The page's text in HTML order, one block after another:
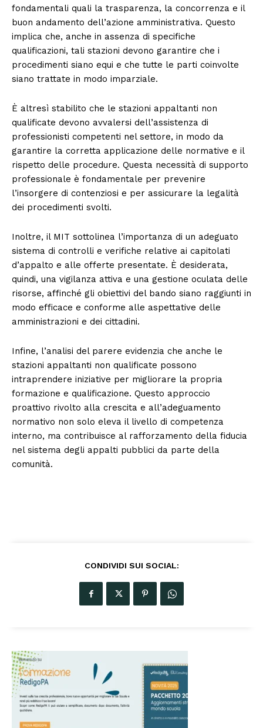
fondamentali quali la trasparenza, la concorrenza e il
buon andamento dell’azione amministrativa. Questo
implica che, anche in assenza di specifiche
qualificazioni, tali stazioni devono garantire che i
procedimenti siano equi e che tutte le parti coinvolte
siano trattate in modo imparziale.
È altresì stabilito che le stazioni appaltanti non
qualificate devono avvalersi dell’assistenza di
professionisti competenti nel settore, in modo da
garantire la corretta applicazione delle normative e il
rispetto delle procedure. Questa necessità di supporto
professionale è fondamentale per prevenire
l’insorgere di contenziosi e per assicurare la legalità
dei procedimenti svolti.
Inoltre, il MIT sottolinea l’importanza di un adeguato
sistema di controlli e verifiche relative ai capitolati
d’appalto e alle offerte presentate. È desiderata,
quindi, una vigilanza attiva e una gestione oculata delle
risorse, affinché gli obiettivi del bando siano raggiunti in
modo efficace e conforme alle aspettative delle
amministrazioni e dei cittadini.
Infine, l’analisi del parere evidenzia che anche le
stazioni appaltanti non qualificate possono
intraprendere iniziative per migliorare la propria
formazione e qualificazione. Questo approccio
proattivo rivolto alla crescita e all’adeguamento
normativo non solo eleva il livello di competenza
interno, ma contribuisce al rafforzamento della fiducia
nel sistema degli appalti pubblici da parte della
comunità.
CONDIVIDI SUI SOCIAL: